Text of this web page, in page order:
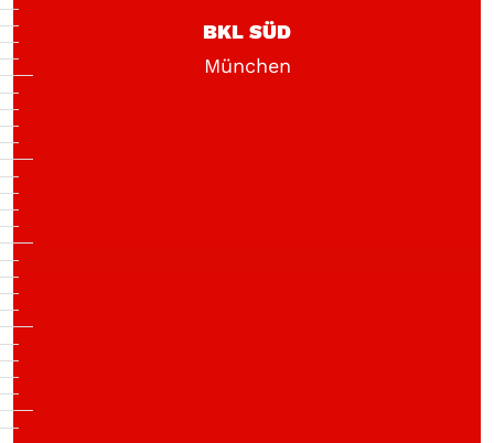
BKL SÜD
München